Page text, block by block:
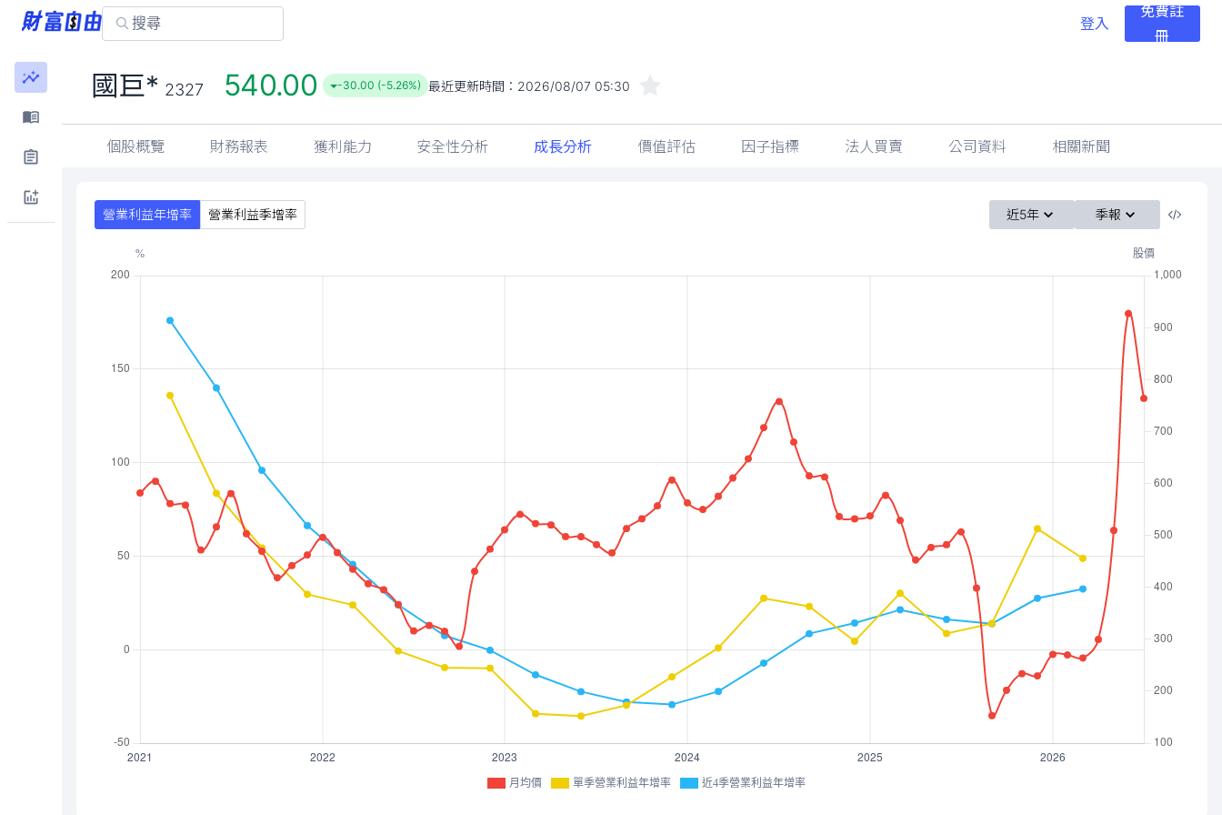
登入
免費註
冊
國巨* 2327 540.00 -30.00 (-5.26%) 最近更新時間： 2026/08/07 05:30
個股概覽 財務報表 獲利能力 安全性分析 成長分析 價值評估 因子指標 法人買賣 公司資料 相關新聞
營業利益年增率 營業利益季增率 近5年 季報
月均價 單季營業利益年增率 近4季營業利益年增率